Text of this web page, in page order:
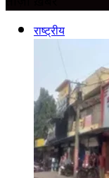
राष्ट्रीय